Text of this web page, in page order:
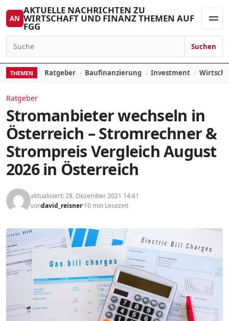
Zum Inhalt springen
AN
AKTUELLE NACHRICHTEN ZU
WIRTSCHAFT UND FINANZ THEMEN AUF
FGG
Suchen nach:
Suchen
THEMEN Ratgeber Baufinanzierung Investment
Ratgeber
Stromanbieter wechseln in
Österreich – Stromrechner &
Strompreis Vergleich August
2026 in Österreich
aktualisiert: 28. Dezember 2021 14:41
vondavid_reisner 10 min Lesezeit